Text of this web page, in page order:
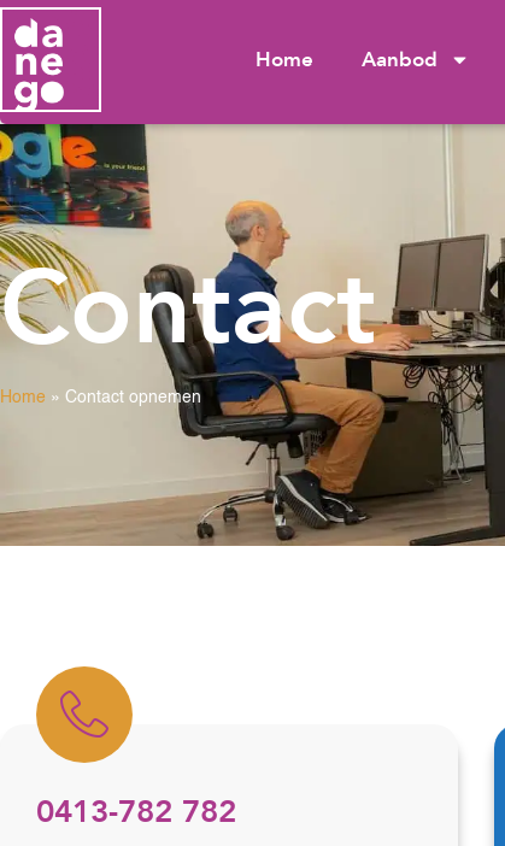
Home Aanbod
Contact
Home » Contact opnemen
0413-782 782